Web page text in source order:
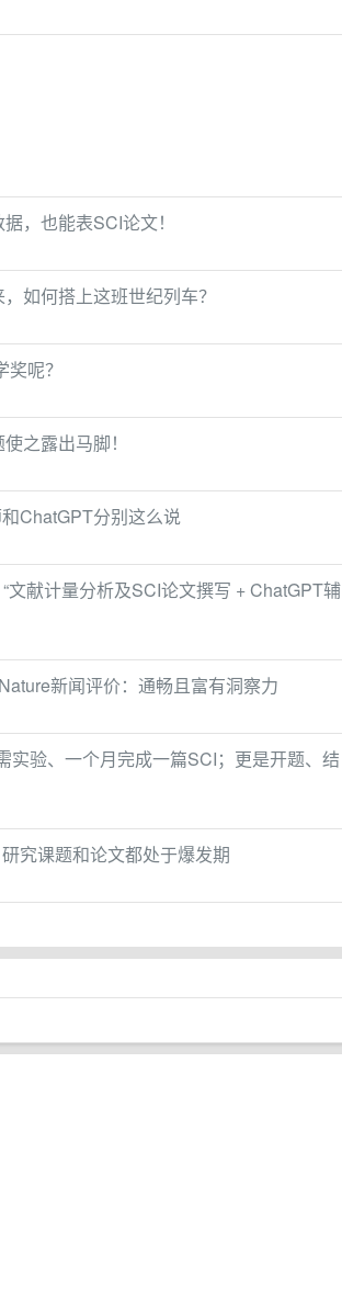
，也能表SCI论文！
如何搭上这班世纪列车？
呢？
之露出马脚！
ChatGPT分别这么说
献计量分析及SCI论文撰写 + ChatGPT辅
新闻评价：通畅且富有洞察力
实验、一个月完成一篇SCI；更是开题、结
究课题和论文都处于爆发期